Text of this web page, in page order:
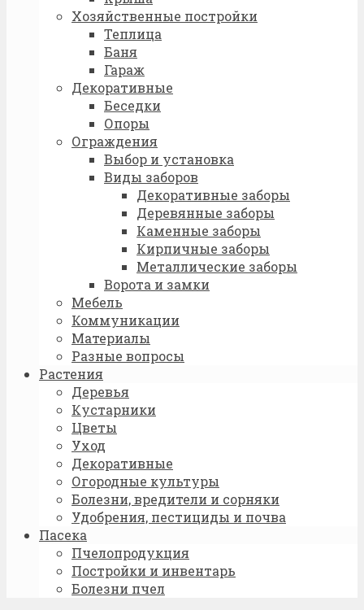
Хозяйственные постройки
Теплица
Баня
Гараж
Декоративные
Беседки
Опоры
Ограждения
Выбор и установка
Виды заборов
Декоративные заборы
Деревянные заборы
Каменные заборы
Кирпичные заборы
Металлические заборы
Ворота и замки
Мебель
Коммуникации
Материалы
Разные вопросы
Растения
Деревья
Кустарники
Цветы
Уход
Декоративные
Огородные культуры
Болезни, вредители и сорняки
Удобрения, пестициды и почва
Пасека
Пчелопродукция
Постройки и инвентарь
Болезни пчел